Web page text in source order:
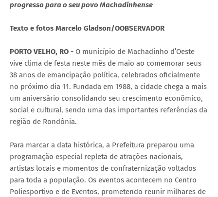
progresso para o seu povo Machadinhense
Texto e fotos Marcelo Gladson/OOBSERVADOR
PORTO VELHO, RO - O município de Machadinho d’Oeste
vive clima de festa neste mês de maio ao comemorar seus
38 anos de emancipação política, celebrados oficialmente
no próximo dia 11. Fundada em 1988, a cidade chega a mais
um aniversário consolidando seu crescimento econômico,
social e cultural, sendo uma das importantes referências da
região de Rondônia.
Para marcar a data histórica, a Prefeitura preparou uma
programação especial repleta de atrações nacionais,
artistas locais e momentos de confraternização voltados
para toda a população. Os eventos acontecem no Centro
Poliesportivo e de Eventos, prometendo reunir milhares de